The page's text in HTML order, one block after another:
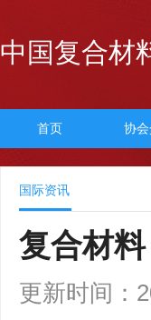
中国复合材
首页 协
国际资讯
复合材
更新时间：